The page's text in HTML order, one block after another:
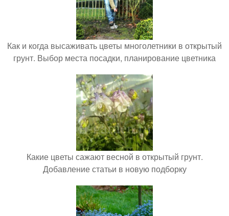
Как и когда высаживать цветы многолетники в открытый
грунт. Выбор места посадки, планирование цветника
Какие цветы сажают весной в открытый грунт.
Добавление статьи в новую подборку